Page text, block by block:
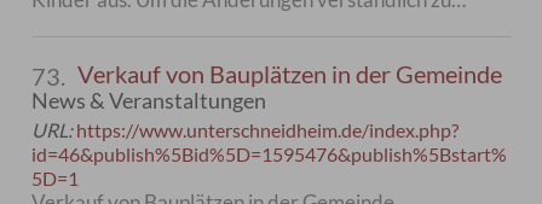
73. Verkauf von Bauplätzen in der Gemeinde
News & Veranstaltungen
URL:https://www.unterschneidheim.de/index.php?
id=46&publish%5Bid%5D=1595476&publish%5Bstart%
5D=1